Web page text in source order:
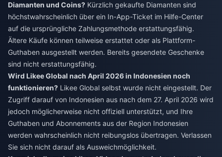
Diamanten und Coins? Kürzlich gekaufte Diamanten sind
höchstwahrscheinlich über ein In-App-Ticket im Hilfe-Center
auf die ursprüngliche Zahlungsmethode erstattungsfähig.
Ältere Käufe können teilweise erstattet oder als Plattform-
Guthaben ausgestellt werden. Bereits gesendete Geschenke
sind nicht erstattungsfähig.
Wird Likee Global nach April 2026 in Indonesien noch
funktionieren? Likee Global selbst wurde nicht eingestellt. Der
Zugriff darauf von Indonesien aus nach dem 27. April 2026 wird
jedoch möglicherweise nicht offiziell unterstützt, und Ihre
Guthaben und Abonnements aus der Region Indonesien
werden wahrscheinlich nicht reibungslos übertragen. Verlassen
Sie sich nicht darauf als Ausweichmöglichkeit.